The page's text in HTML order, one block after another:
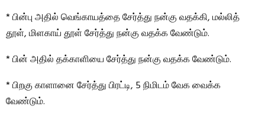
* பின்பு அதில் வெங்காயத்தை சேர்த்து நன்கு வதக்கி, மல்லித்
தூள், மிளகாய் தூள் சேர்த்து நன்கு வதக்க வேண்டும்.
* பின் அதில் தக்காளியை சேர்த்து நன்கு வதக்க வேண்டும்.
* பிறகு காளானை சேர்த்து பிரட்டி, 5 நிமிடம் வேக வைக்க
வேண்டும்.